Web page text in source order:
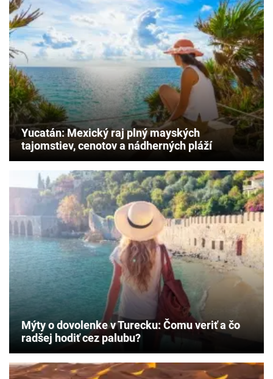
Yucatán: Mexický raj plný mayských
tajomstiev, cenotov a nádherných pláží
Mýty o dovolenke v Turecku: Čomu veriť a čo
radšej hodiť cez palubu?